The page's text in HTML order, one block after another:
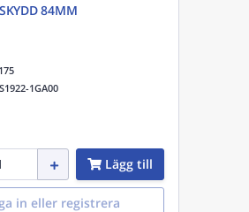
84MM
1GA00
Lägg till
in eller registrera